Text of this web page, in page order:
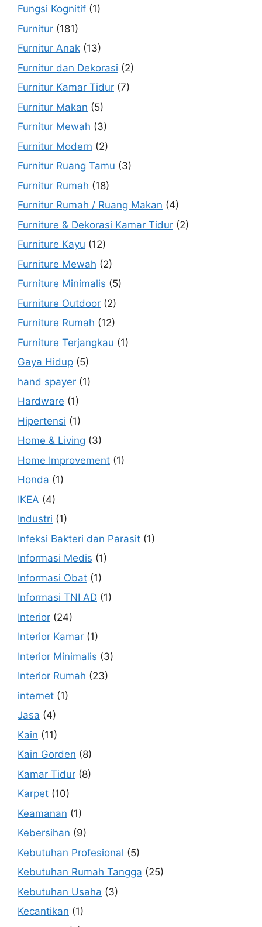
Fungsi Kognitif (1)
Furnitur (181)
Furnitur Anak (13)
Furnitur dan Dekorasi (2)
Furnitur Kamar Tidur (7)
Furnitur Makan (5)
Furnitur Mewah (3)
Furnitur Modern (2)
Furnitur Ruang Tamu (3)
Furnitur Rumah (18)
Furnitur Rumah / Ruang Makan (4)
Furniture & Dekorasi Kamar Tidur (2)
Furniture Kayu (12)
Furniture Mewah (2)
Furniture Minimalis (5)
Furniture Outdoor (2)
Furniture Rumah (12)
Furniture Terjangkau (1)
Gaya Hidup (5)
hand spayer (1)
Hardware (1)
Hipertensi (1)
Home & Living (3)
Home Improvement (1)
Honda (1)
IKEA (4)
Industri (1)
Infeksi Bakteri dan Parasit (1)
Informasi Medis (1)
Informasi Obat (1)
Informasi TNI AD (1)
Interior (24)
Interior Kamar (1)
Interior Minimalis (3)
Interior Rumah (23)
internet (1)
Jasa (4)
Kain (11)
Kain Gorden (8)
Kamar Tidur (8)
Karpet (10)
Keamanan (1)
Kebersihan (9)
Kebutuhan Profesional (5)
Kebutuhan Rumah Tangga (25)
Kebutuhan Usaha (3)
Kecantikan (1)